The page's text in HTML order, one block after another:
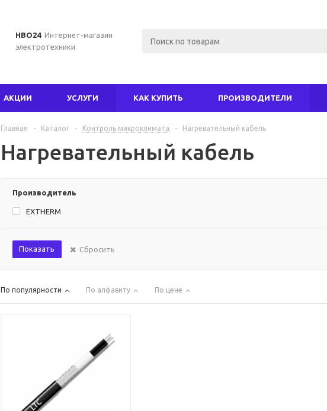
НВО24 Интернет-магазин
электротехники
АКЦИИ УСЛУГИ КАК КУПИТЬ ПРОИЗВОДИТЕЛИ
Главная - Каталог - Контроль микроклимата - Нагревательный кабель
Нагревательный кабель
Производитель
EXTHERM
Показать Сбросить
По популярности По алфавиту По цене